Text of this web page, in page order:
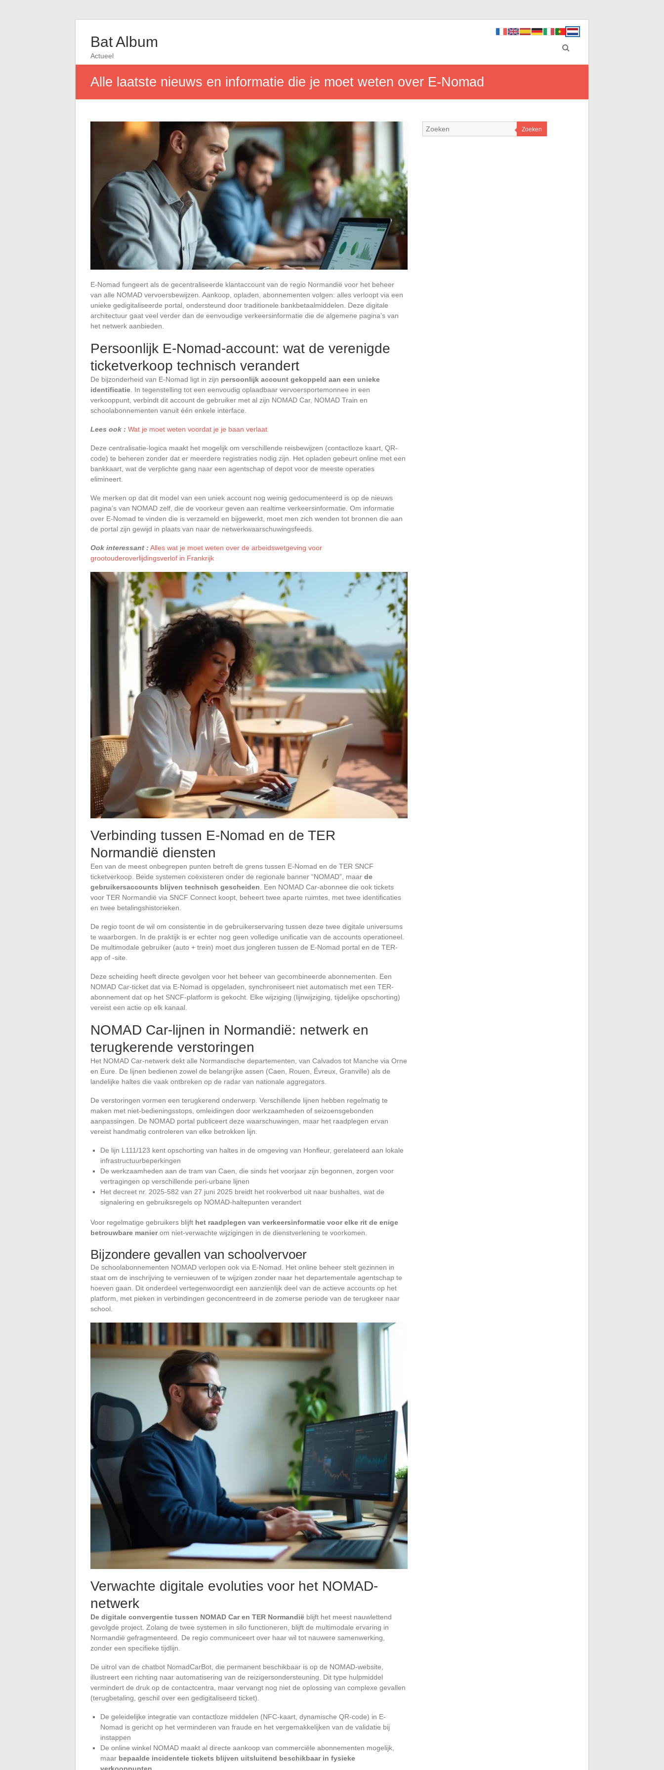
Bat Album
Actueel
Alle laatste nieuws en informatie die je moet weten over E-Nomad
E-Nomad fungeert als de gecentraliseerde klantaccount van de regio Normandië voor het beheer
van alle NOMAD vervoersbewijzen. Aankoop, opladen, abonnementen volgen: alles verloopt via een
unieke gedigitaliseerde portal, ondersteund door traditionele bankbetaalmiddelen. Deze digitale
architectuur gaat veel verder dan de eenvoudige verkeersinformatie die de algemene pagina’s van
het netwerk aanbieden.
Persoonlijk E-Nomad-account: wat de verenigde
ticketverkoop technisch verandert
De bijzonderheid van E-Nomad ligt in zijn persoonlijk account gekoppeld aan een unieke
identificatie . In tegenstelling tot een eenvoudig oplaadbaar vervoersportemonnee in een
verkooppunt, verbindt dit account de gebruiker met al zijn NOMAD Car, NOMAD Train en
schoolabonnementen vanuit één enkele interface.
Lees ook : Wat je moet weten voordat je je baan verlaat
Deze centralisatie-logica maakt het mogelijk om verschillende reisbewijzen (contactloze kaart, QR-
code) te beheren zonder dat er meerdere registraties nodig zijn. Het opladen gebeurt online met een
bankkaart, wat de verplichte gang naar een agentschap of depot voor de meeste operaties
elimineert.
We merken op dat dit model van een uniek account nog weinig gedocumenteerd is op de nieuws
pagina’s van NOMAD zelf, die de voorkeur geven aan realtime verkeersinformatie. Om informatie
over E-Nomad te vinden die is verzameld en bijgewerkt, moet men zich wenden tot bronnen die aan
de portal zijn gewijd in plaats van naar de netwerkwaarschuwingsfeeds.
Ook interessant : Alles wat je moet weten over de arbeidswetgeving voor
grootouderoverlijdingsverlof in Frankrijk
Verbinding tussen E-Nomad en de TER
Normandië diensten
Een van de meest onbegrepen punten betreft de grens tussen E-Nomad en de TER SNCF
ticketverkoop. Beide systemen coëxisteren onder de regionale banner “NOMAD”, maar de
gebruikersaccounts blijven technisch gescheiden . Een NOMAD Car-abonnee die ook tickets
voor TER Normandië via SNCF Connect koopt, beheert twee aparte ruimtes, met twee identificaties
en twee betalingshistorieken.
De regio toont de wil om consistentie in de gebruikerservaring tussen deze twee digitale universums
te waarborgen. In de praktijk is er echter nog geen volledige unificatie van de accounts operationeel.
De multimodale gebruiker (auto + trein) moet dus jongleren tussen de E-Nomad portal en de TER-
app of -site.
Deze scheiding heeft directe gevolgen voor het beheer van gecombineerde abonnementen. Een
NOMAD Car-ticket dat via E-Nomad is opgeladen, synchroniseert niet automatisch met een TER-
abonnement dat op het SNCF-platform is gekocht. Elke wijziging (lijnwijziging, tijdelijke opschorting)
vereist een actie op elk kanaal.
NOMAD Car-lijnen in Normandië: netwerk en
terugkerende verstoringen
Het NOMAD Car-netwerk dekt alle Normandische departementen, van Calvados tot Manche via Orne
en Eure. De lijnen bedienen zowel de belangrijke assen (Caen, Rouen, Évreux, Granville) als de
landelijke haltes die vaak ontbreken op de radar van nationale aggregators.
De verstoringen vormen een terugkerend onderwerp. Verschillende lijnen hebben regelmatig te
maken met niet-bedieningsstops, omleidingen door werkzaamheden of seizoensgebonden
aanpassingen. De NOMAD portal publiceert deze waarschuwingen, maar het raadplegen ervan
vereist handmatig controleren van elke betrokken lijn.
De lijn L111/123 kent opschorting van haltes in de omgeving van Honfleur, gerelateerd aan lokale
infrastructuurbeperkingen
De werkzaamheden aan de tram van Caen, die sinds het voorjaar zijn begonnen, zorgen voor
vertragingen op verschillende peri-urbane lijnen
Het decreet nr. 2025-582 van 27 juni 2025 breidt het rookverbod uit naar bushaltes, wat de
signalering en gebruiksregels op NOMAD-haltepunten verandert
Voor regelmatige gebruikers blijft het raadplegen van verkeersinformatie voor elke rit de enige
betrouwbare manierom niet-verwachte wijzigingen in de dienstverlening te voorkomen.
Bijzondere gevallen van schoolvervoer
De schoolabonnementen NOMAD verlopen ook via E-Nomad. Het online beheer stelt gezinnen in
staat om de inschrijving te vernieuwen of te wijzigen zonder naar het departementale agentschap te
hoeven gaan. Dit onderdeel vertegenwoordigt een aanzienlijk deel van de actieve accounts op het
platform, met pieken in verbindingen geconcentreerd in de zomerse periode van de terugkeer naar
school.
Verwachte digitale evoluties voor het NOMAD-
netwerk
De digitale convergentie tussen NOMAD Car en TER Normandië blijft het meest nauwlettend
gevolgde project. Zolang de twee systemen in silo functioneren, blijft de multimodale ervaring in
Normandië gefragmenteerd. De regio communiceert over haar wil tot nauwere samenwerking,
zonder een specifieke tijdlijn.
De uitrol van de chatbot NomadCarBot, die permanent beschikbaar is op de NOMAD-website,
illustreert een richting naar automatisering van de reizigersondersteuning. Dit type hulpmiddel
vermindert de druk op de contactcentra, maar vervangt nog niet de oplossing van complexe gevallen
(terugbetaling, geschil over een gedigitaliseerd ticket).
De geleidelijke integratie van contactloze middelen (NFC-kaart, dynamische QR-code) in E-
Nomad is gericht op het verminderen van fraude en het vergemakkelijken van de validatie bij
instappen
De online winkel NOMAD maakt al directe aankoop van commerciële abonnementen mogelijk,
maar bepaalde incidentele tickets blijven uitsluitend beschikbaar in fysieke
verkooppunten
Zoeken